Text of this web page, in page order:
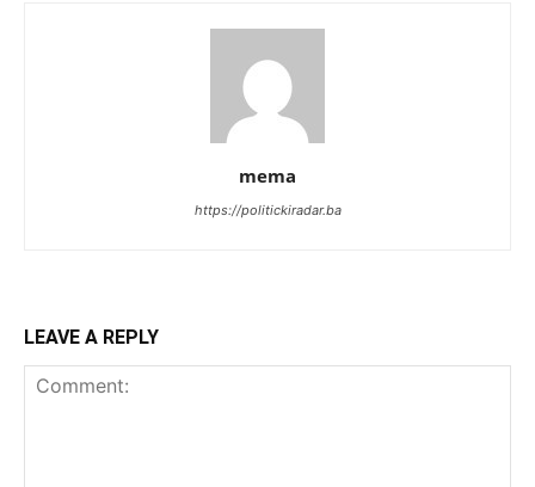
mema
https://politickiradar.ba
LEAVE A REPLY